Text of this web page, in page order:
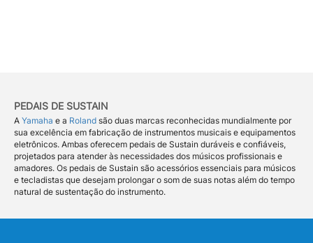
PEDAIS DE SUSTAIN
A Yamaha e a Roland são duas marcas reconhecidas mundialmente por
sua excelência em fabricação de instrumentos musicais e equipamentos
eletrônicos. Ambas oferecem pedais de Sustain duráveis e confiáveis,
projetados para atender às necessidades dos músicos profissionais e
amadores. Os pedais de Sustain são acessórios essenciais para músicos
e tecladistas que desejam prolongar o som de suas notas além do tempo
natural de sustentação do instrumento.